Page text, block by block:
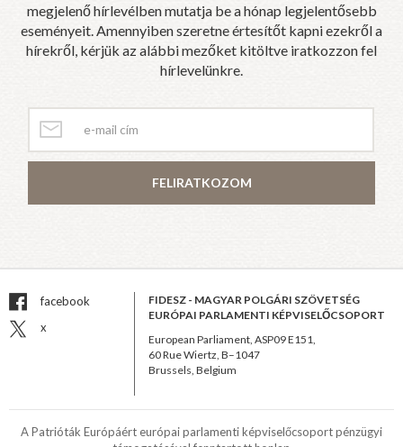
megjelenő hírlevélben mutatja be a hónap legjelentősebb
eseményeit. Amennyiben szeretne értesítőt kapni ezekről a
hírekről, kérjük az alábbi mezőket kitöltve iratkozzon fel
hírlevelünkre.
FELIRATKOZOM
facebook
x
FIDESZ - MAGYAR POLGÁRI SZÖVETSÉG
EURÓPAI PARLAMENTI KÉPVISELŐCSOPORT
European Parliament, ASP09 E151,
60 Rue Wiertz, B–1047
Brussels, Belgium
A Patrióták Európáért európai parlamenti képviselőcsoport pénzügyi